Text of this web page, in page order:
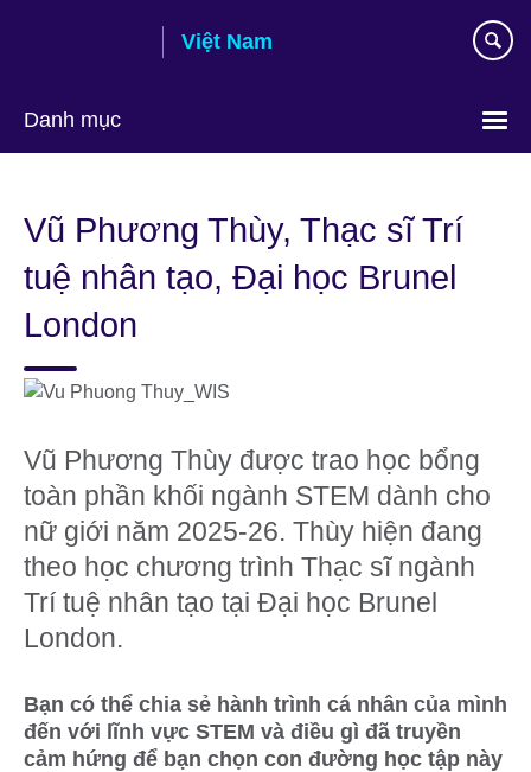
Việt Nam
Danh mục
language
Vũ Phương Thùy, Thạc sĩ Trí
tuệ nhân tạo, Đại học Brunel
London
Vũ Phương Thùy được trao học bổng
toàn phần khối ngành STEM dành cho
nữ giới năm 2025-26. Thùy hiện đang
theo học chương trình Thạc sĩ ngành
Trí tuệ nhân tạo tại Đại học Brunel
London.
Bạn có thể chia sẻ hành trình cá nhân của mình
đến với lĩnh vực STEM và điều gì đã truyền
cảm hứng để bạn chọn con đường học tập này